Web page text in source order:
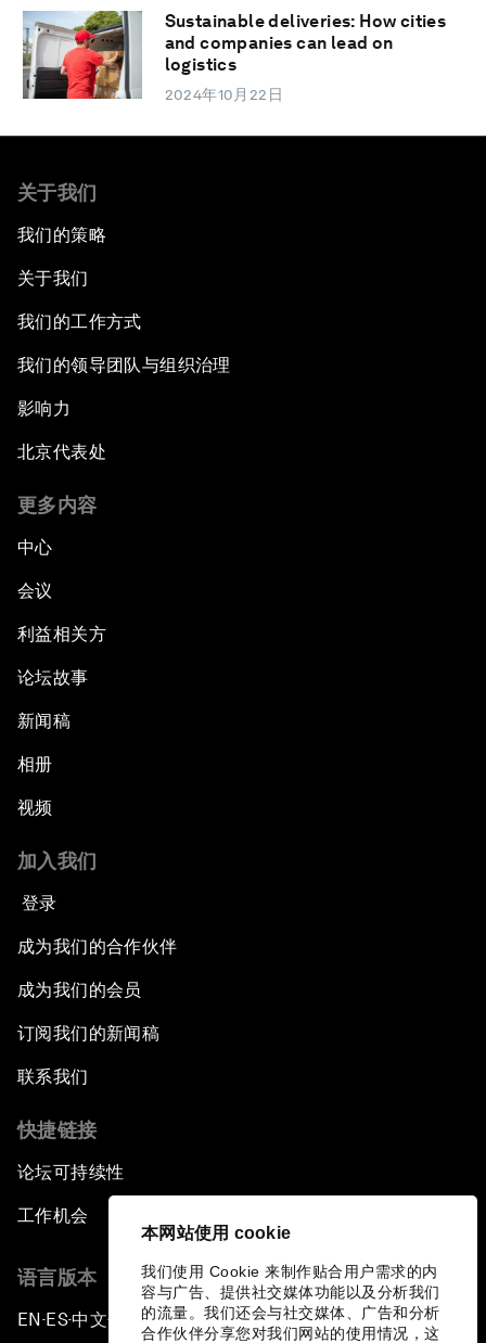
本网站使用 cookie
我们使用 Cookie 来制作贴合用户需求的内
容与广告、提供社交媒体功能以及分析我们
的流量。我们还会与社交媒体、广告和分析
合作伙伴分享您对我们网站的使用情况，这
Sustainable deliveries: How cities
and companies can lead on
logistics
2024年10月22日
关于我们
我们的策略
关于我们
我们的工作方式
我们的领导团队与组织治理
影响力
北京代表处
更多内容
中心
会议
利益相关方
论坛故事
新闻稿
相册
视频
加入我们
登录
成为我们的合作伙伴
成为我们的会员
订阅我们的新闻稿
联系我们
快捷链接
论坛可持续性
工作机会
语言版本
EN ▪ES▪中文▪ 日本語